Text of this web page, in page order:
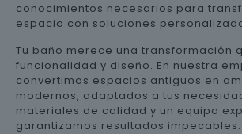
conocimientos necesarios para
espacio con soluciones
Tu baño merece una transformación
funcionalidad y diseño. En nuestra
convertimos espacios antiguos en
modernos, adaptados a tus
materiales de calidad y un equipo
garantizamos resultados impecables.